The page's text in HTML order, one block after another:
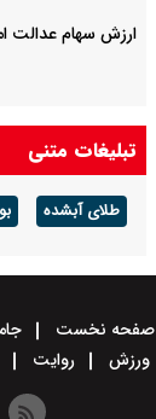
ارزش سهام عدالت امروز چهارشنبه ۱۴
تبلیغات متنی
طلای آبشده
صفحه نخست
ورزش
روایت